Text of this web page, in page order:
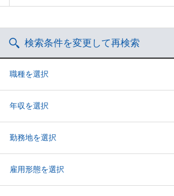
検索条件を変更して再検索
職種を選択
年収を選択
勤務地を選択
雇用形態を選択